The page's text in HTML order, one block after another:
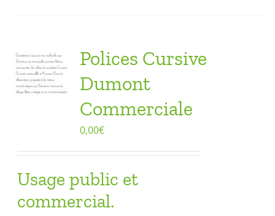
Polices Cursive
Dumont
Commerciale
0,00€
Usage public et
commercial.